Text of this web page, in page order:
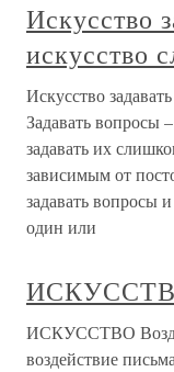
Искусство
искусство
Искусство
Задавать вопросы
задавать их
зависимым от
задавать вопросы
один или
ИСКУССТВО
воздействие